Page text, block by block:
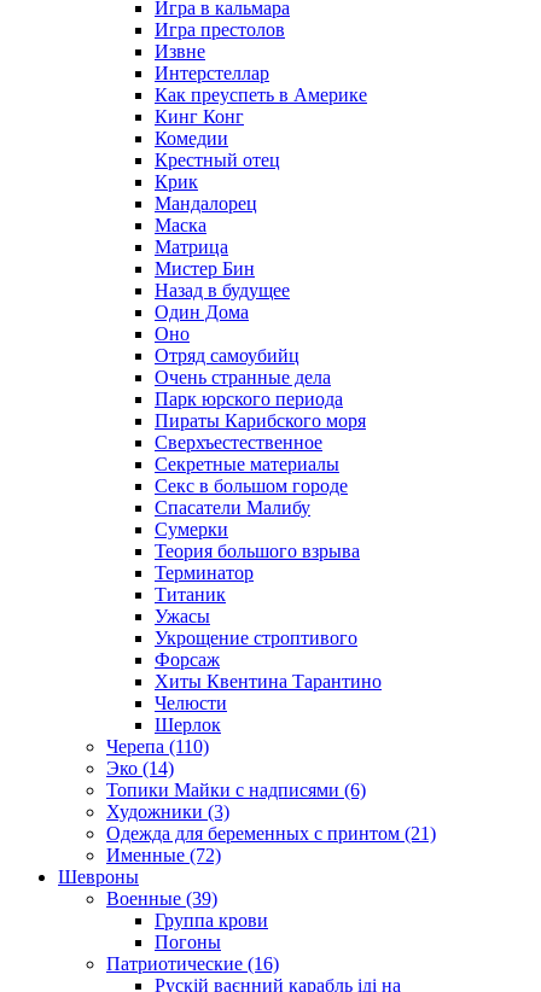
Игра в кальмара
Игра престолов
Извне
Интерстеллар
Как преуспеть в Америке
Кинг Конг
Комедии
Крестный отец
Крик
Мандалорец
Маска
Матрица
Мистер Бин
Назад в будущее
Один Дома
Оно
Отряд самоубийц
Очень странные дела
Парк юрского периода
Пираты Карибского моря
Сверхъестественное
Секретные материалы
Секс в большом городе
Спасатели Малибу
Сумерки
Теория большого взрыва
Терминатор
Титаник
Ужасы
Укрощение строптивого
Форсаж
Хиты Квентина Тарантино
Челюсти
Шерлок
Черепа (110)
Эко (14)
Топики Майки с надписями (6)
Художники (3)
Одежда для беременных с принтом (21)
Именные (72)
Шевроны
Военные (39)
Группа крови
Погоны
Патриотические (16)
Рускій ваєнний карабль іді на